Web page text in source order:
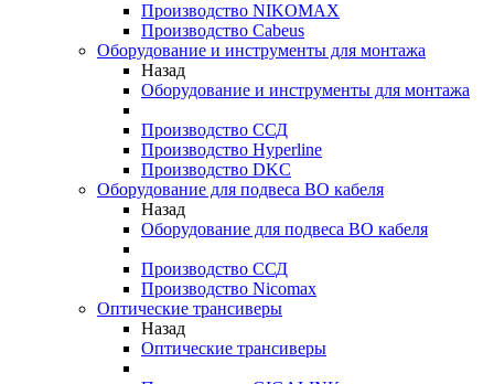
Производство NIKOMAX
Производство Cabeus
Оборудование и инструменты для монтажа
Назад
Оборудование и инструменты для монтажа
Производство ССД
Производство Hyperline
Производство DKC
Оборудование для подвеса ВО кабеля
Назад
Оборудование для подвеса ВО кабеля
Производство ССД
Производство Nicomax
Оптические трансиверы
Назад
Оптические трансиверы